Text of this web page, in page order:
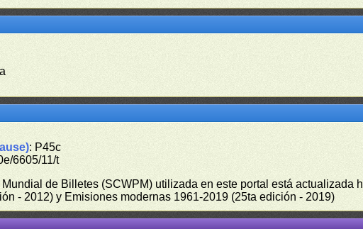
: P45c
6605/11/t
de Billetes (SCWPM) utilizada en este portal está actualizada
- 2012) y Emisiones modernas 1961-2019 (25ta edición - 2019)